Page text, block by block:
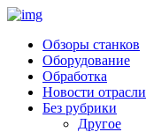
Обзоры станков
Оборудование
Обработка
Новости отрасли
Без рубрики
Другое